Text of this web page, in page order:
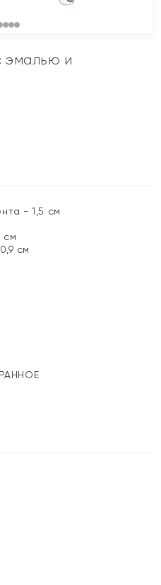
эмалью и
- 1,5 см
см
см